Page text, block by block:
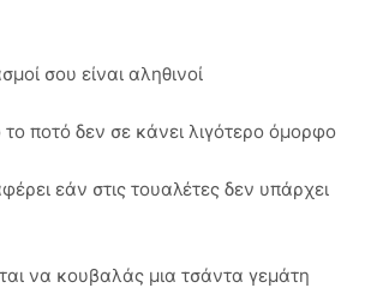
σου είναι αληθινοί
το ποτό δεν σε κάνει λιγότερο όμορφο
εάν στις τουαλέτες δεν υπάρχει
να κουβαλάς μια τσάντα γεμάτη